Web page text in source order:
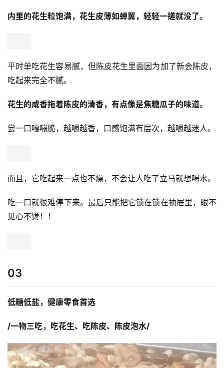
内里的花生粒饱满，花生皮薄如蝉翼，轻轻一搓就没了。
平时单吃花生容易腻，但陈皮花生里面因为加了新会陈皮，
吃起来完全不腻。
花生的咸香拖着陈皮的清香，有点像是焦糖瓜子的味道。
尝一口嘎嘣脆，越嚼越香，口感饱满有层次，越嚼越迷人。
而且，它吃起来一点也不燥，不会让人吃了立马就想喝水。
吃一口就很难停下来。最后只能把它锁在锁在抽屉里，眼不
见心不馋！！
03
低糖低盐，健康零食首选
/一物三吃，吃花生、吃陈皮、陈皮泡水/